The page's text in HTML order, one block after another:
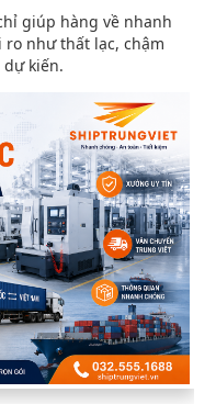
giúp hàng về nhanh
ro như thất lạc, chậm
kiến.